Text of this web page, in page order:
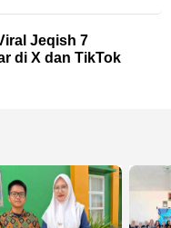
Jeqish 7
di X dan TikTok